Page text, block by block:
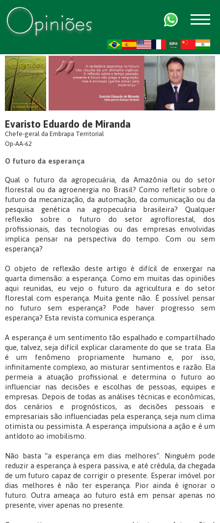
Evaristo Eduardo de Miranda
Chefe-geral da Embrapa Territorial
Op-AA-62
O futuro da esperança
Qual o futuro da agropecuária, da Amazônia ou do setor
florestal ou da agroenergia no Brasil? Como refletir sobre o
futuro da mecanização, da automação, da comunicação ou da
pesquisa genética na agropecuária brasileira? Qualquer
reflexão sobre o futuro do setor agroflorestal, dos
profissionais, das tecnologias ou das empresas envolvidas
implica pensar na perspectiva do tempo. Com ou sem
esperança?
O objeto de reflexão deste artigo é difícil de enxergar na
quarta dimensão: a esperança. Como em muitas das opiniões
aqui reunidas, eu vejo o futuro da agricultura e do setor
florestal com esperança. Muita gente não. É possível pensar
no futuro sem esperança? Pode haver progresso sem
esperança? Esta revista comunica esperança.
A esperança é um sentimento tão espalhado e compartilhado
que, talvez, seja difícil explicar claramente do que se trata. Ela
é um fenômeno propriamente humano e, por isso,
infinitamente complexo, ao misturar sentimentos e razão. Ela
permeia a atuação profissional e determina o futuro ao
influenciar nas decisões e escolhas de pessoas, equipes e
empresas. Depois de todas as análises técnicas e econômicas,
dos cenários e prognósticos, as decisões pessoais e
empresariais são influenciadas pela esperança, seja num clima
otimista ou pessimista. A esperança impulsiona a ação e é um
antídoto ao imobilismo.
Não basta “a esperança em dias melhores”. Ninguém pode
reduzir a esperança à espera passiva, e até crédula, da chegada
de um futuro capaz de corrigir o presente. Esperar imóvel por
dias melhores é não ter esperança. Pior ainda é ignorar o
futuro. Outra ameaça ao futuro está em pensar apenas no
presente, viver apenas no presente.